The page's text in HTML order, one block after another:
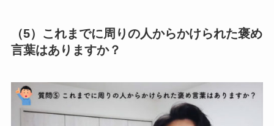
（5）これまでに周りの人からかけられた褒め
言葉はありますか？